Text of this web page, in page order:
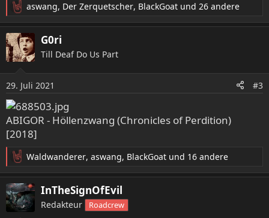
R
e
a
k
t
n
e
:
aswang, Der Zerquetscher, BlackGoat und 26 andere
G0ri
Till Deaf Do Us Part
29. Juli 2021 #3
ABIGOR - Höllenzwang (Chronicles of Perdition)
[2018]
R
e
a
k
t
Waldwanderer, aswang, BlackGoat und 16 andere
InTheSignOfEvil
Redakteur Roadcrew